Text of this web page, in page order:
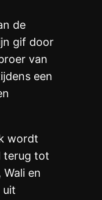
de
gif door
van
een
wordt
terug tot
en
uit